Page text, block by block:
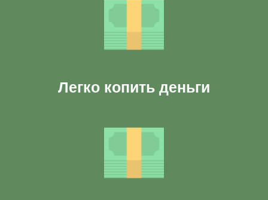
Легко копить деньги